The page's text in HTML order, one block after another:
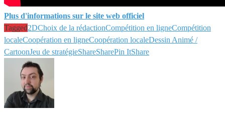
Plus d'informations sur le site web officiel
Tagged2DChoix de la rédactionCompétition en ligneCompétition
localeCoopération en ligneCoopération localeDessin Animé /
CartoonJeu de stratégieShareSharePin ItShare